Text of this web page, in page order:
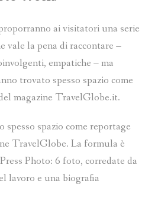
ai visitatori una serie
vale la pena di raccontare –
empatiche – ma
trovato spesso spazio come
magazine TravelGlobe.it.
spesso spazio come reportage
TravelGlobe. La formula è
Photo: 6 foto, corredate da
lavoro e una biografia